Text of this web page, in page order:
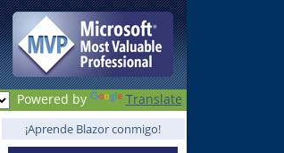
Powered by Translate
¡Aprende Blazor conmigo!